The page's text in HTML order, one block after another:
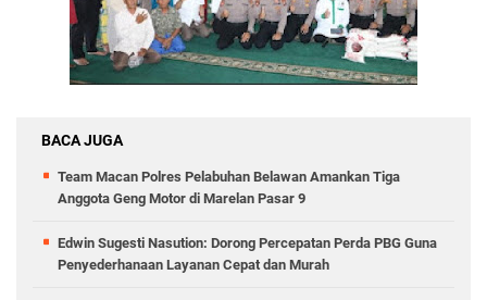
BACA JUGA
Team Macan Polres Pelabuhan Belawan Amankan Tiga
Anggota Geng Motor di Marelan Pasar 9
Edwin Sugesti Nasution: Dorong Percepatan Perda PBG Guna
Penyederhanaan Layanan Cepat dan Murah